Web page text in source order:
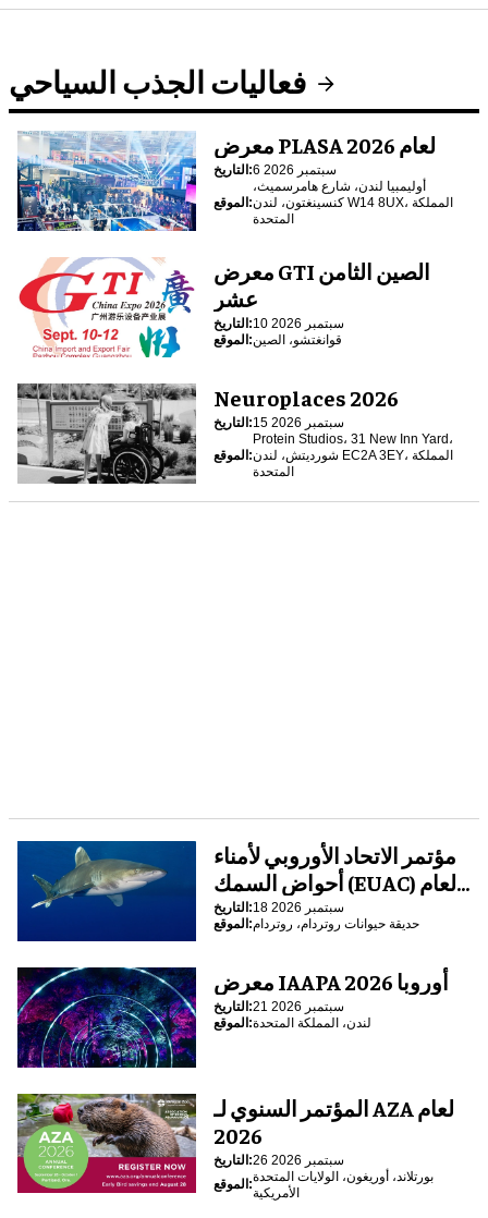
فعاليات الجذب السياحي
معرض PLASA لعام 2026
التاريخ: 6 سبتمبر 2026
الموقع:
أوليمبيا لندن، شارع هامرسميث،
كنسينغتون، لندن W14 8UX، المملكة
المتحدة
معرض GTI الصين الثامن
عشر
التاريخ:
10 سبتمبر 2026
الموقع:قوانغتشو، الصين
Neuroplaces 2026
التاريخ: 15 سبتمبر 2026
الموقع:
Protein Studios، 31 New Inn Yard،
شورديتش، لندن EC2A 3EY، المملكة
المتحدة
مؤتمر الاتحاد الأوروبي لأمناء
أحواض السمك (EUAC) لعام
2026
التاريخ:
18 سبتمبر 2026
الموقع:حديقة حيوانات روتردام، روتردام
معرض IAAPA أوروبا 2026
التاريخ:
21 سبتمبر 2026
الموقع:لندن، المملكة المتحدة
المؤتمر السنوي لـ AZA لعام
2026
التاريخ:
26 سبتمبر 2026
الموقع:
بورتلاند، أوريغون، الولايات المتحدة
الأمريكية